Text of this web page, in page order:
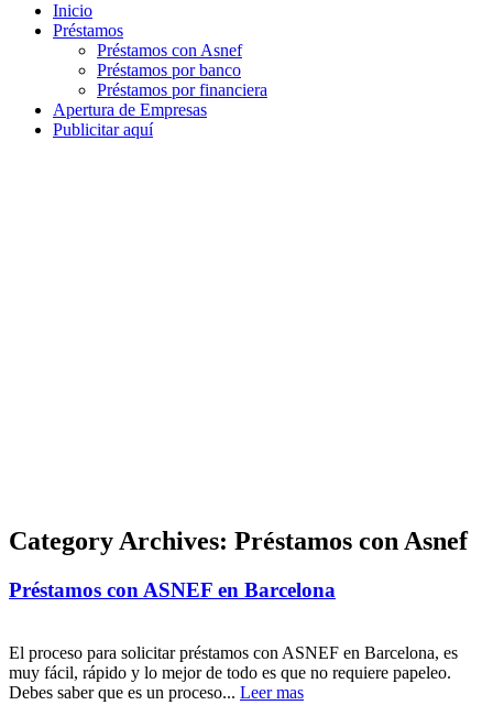
Inicio
Préstamos
Préstamos con Asnef
Préstamos por banco
Préstamos por financiera
Apertura de Empresas
Publicitar aquí
Category Archives: Préstamos con Asnef
Préstamos con ASNEF en Barcelona
El proceso para solicitar préstamos con ASNEF en Barcelona, es
muy fácil, rápido y lo mejor de todo es que no requiere papeleo.
Debes saber que es un proceso... Leer mas